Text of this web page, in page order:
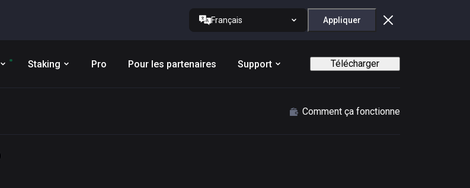
Français Appliquer
Staking Pro Pour les partenaires Support Télécharger
Comment ça fonctionne